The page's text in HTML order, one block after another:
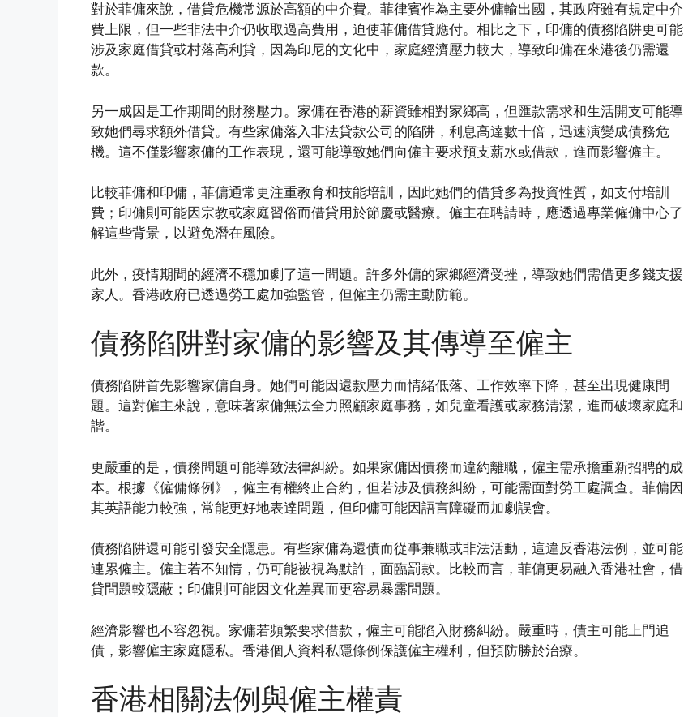
對於菲傭來說，借貸危機常源於高額的中介費。菲律賓作為主要外傭輸出國，其政府雖有規定中介
費上限，但一些非法中介仍收取過高費用，迫使菲傭借貸應付。相比之下，印傭的債務陷阱更可能
涉及家庭借貸或村落高利貸，因為印尼的文化中，家庭經濟壓力較大，導致印傭在來港後仍需還
款。
另一成因是工作期間的財務壓力。家傭在香港的薪資雖相對家鄉高，但匯款需求和生活開支可能導
致她們尋求額外借貸。有些家傭落入非法貸款公司的陷阱，利息高達數十倍，迅速演變成債務危
機。這不僅影響家傭的工作表現，還可能導致她們向僱主要求預支薪水或借款，進而影響僱主。
比較菲傭和印傭，菲傭通常更注重教育和技能培訓，因此她們的借貸多為投資性質，如支付培訓
費；印傭則可能因宗教或家庭習俗而借貸用於節慶或醫療。僱主在聘請時，應透過專業僱傭中心了
解這些背景，以避免潛在風險。
此外，疫情期間的經濟不穩加劇了這一問題。許多外傭的家鄉經濟受挫，導致她們需借更多錢支援
家人。香港政府已透過勞工處加強監管，但僱主仍需主動防範。
債務陷阱對家傭的影響及其傳導至僱主
債務陷阱首先影響家傭自身。她們可能因還款壓力而情緒低落、工作效率下降，甚至出現健康問
題。這對僱主來說，意味著家傭無法全力照顧家庭事務，如兒童看護或家務清潔，進而破壞家庭和
諧。
更嚴重的是，債務問題可能導致法律糾紛。如果家傭因債務而違約離職，僱主需承擔重新招聘的成
本。根據《僱傭條例》，僱主有權終止合約，但若涉及債務糾紛，可能需面對勞工處調查。菲傭因
其英語能力較強，常能更好地表達問題，但印傭可能因語言障礙而加劇誤會。
債務陷阱還可能引發安全隱患。有些家傭為還債而從事兼職或非法活動，這違反香港法例，並可能
連累僱主。僱主若不知情，仍可能被視為默許，面臨罰款。比較而言，菲傭更易融入香港社會，借
貸問題較隱蔽；印傭則可能因文化差異而更容易暴露問題。
經濟影響也不容忽視。家傭若頻繁要求借款，僱主可能陷入財務糾紛。嚴重時，債主可能上門追
債，影響僱主家庭隱私。香港個人資料私隱條例保護僱主權利，但預防勝於治療。
香港相關法例與僱主權責